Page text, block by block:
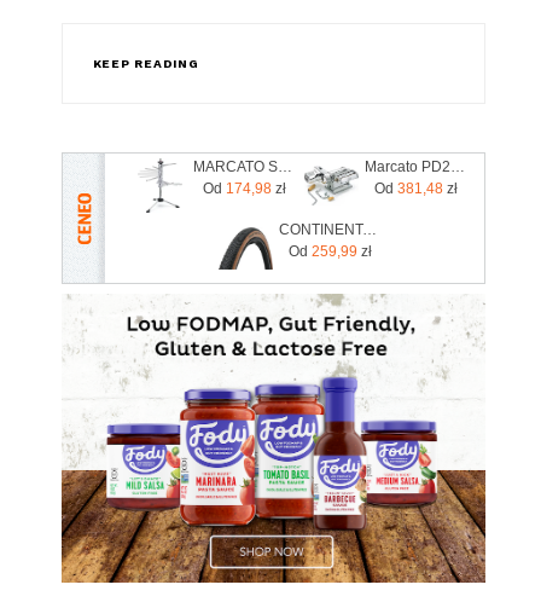
KEEP READING
MARCATO SUSZARKA DO MAKARONU TPNEU
Od 174,98 zł
Marcato PD220V
Od 381,48 zł
CONTINENTAL opona Terra Competition Trail czarny-brązowy mieszanka Grip rozmiar 700x40C kod CO0150759
Od 259,99 zł